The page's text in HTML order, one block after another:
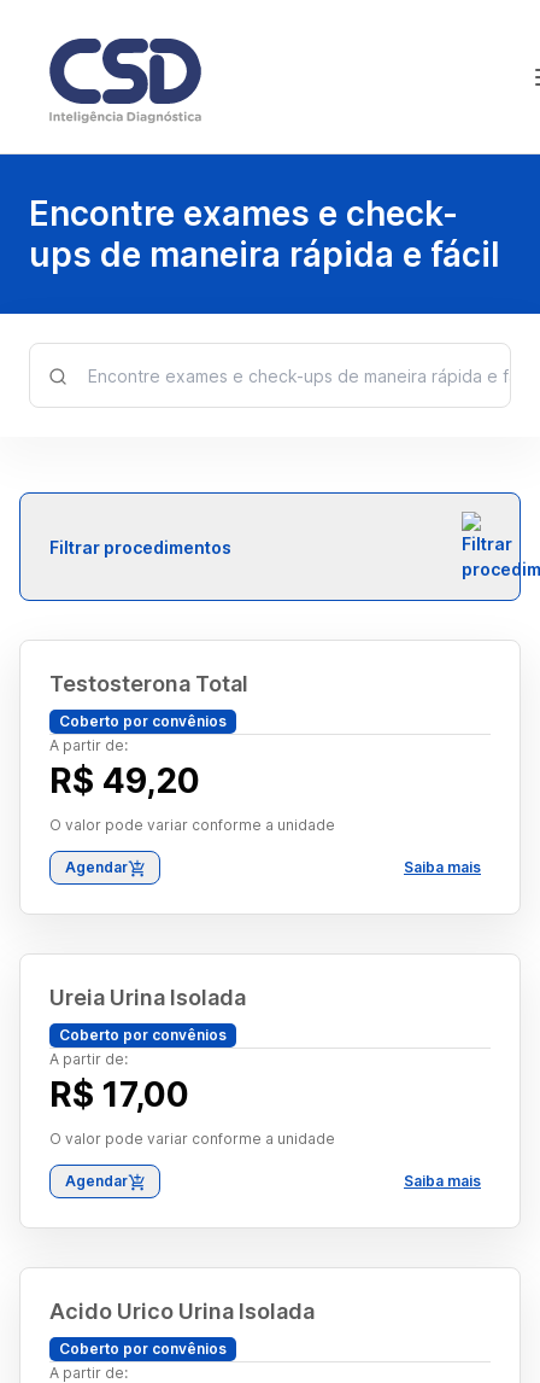
Encontre exames e check-
ups de maneira rápida e fácil
Filtrar procedimentos
Testosterona Total
Coberto por convênios
A partir de:
R$ 49,20
O valor pode variar conforme a unidade
Agendar Saiba mais
Ureia Urina Isolada
Coberto por convênios
A partir de:
R$ 17,00
O valor pode variar conforme a unidade
Agendar Saiba mais
Acido Urico Urina Isolada
Coberto por convênios
A partir de: